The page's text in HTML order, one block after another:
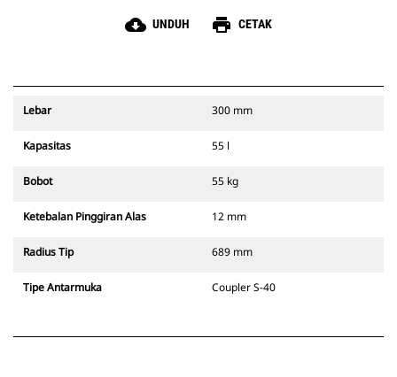
cloud_download UNDUH print CETAK
Lebar 300 mm
Kapasitas 55 l
Bobot 55 kg
Ketebalan Pinggiran Alas 12 mm
Radius Tip 689 mm
Tipe Antarmuka Coupler S-40